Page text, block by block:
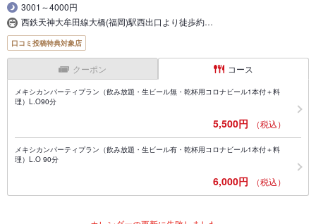
3001～4000円
西鉄天神大牟田線大橋(福岡)駅西出口より徒歩約…
口コミ投稿特典対象店
クーポン コース
メキシカンパーティプラン（飲み放題・生ビール無・乾杯用コロナビール1本付＋料
理）L.O90分
5,500円 （税込）
メキシカンパーティプラン（飲み放題・生ビール有・乾杯用コロナビール1本付＋料
理）L.O 90分
6,000円 （税込）